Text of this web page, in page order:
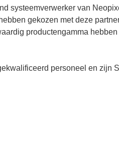
systeemverwerker van
gekozen met deze
productengamma
personeel en zijn